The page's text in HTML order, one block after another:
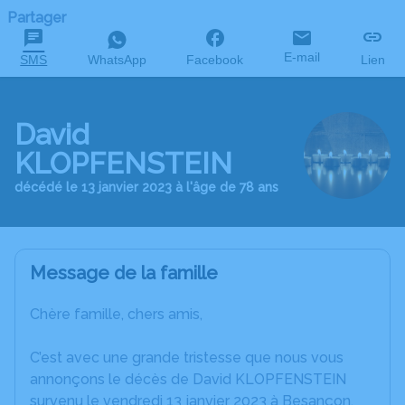
Partager
SMS WhatsApp Facebook E-mail Lien
David
KLOPFENSTEIN
décédé le 13 janvier 2023 à l'âge de 78 ans
Message de la famille
Chère famille, chers amis,
C’est avec une grande tristesse que nous vous
annonçons le décès de David KLOPFENSTEIN
survenu le vendredi 13 janvier 2023 à Besançon.